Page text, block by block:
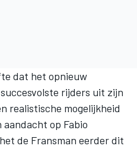
dat het opnieuw
rijders uit zijn
realistische mogelijkheid
op Fabio
de Fransman eerder dit